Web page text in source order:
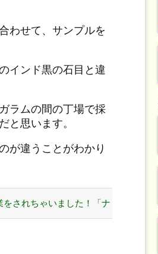
わせて、サンプルを
インド黒の石目と違
ラムの間の丁場で採
と思います。
が違うことがわかり
をされちゃいました！「ナ